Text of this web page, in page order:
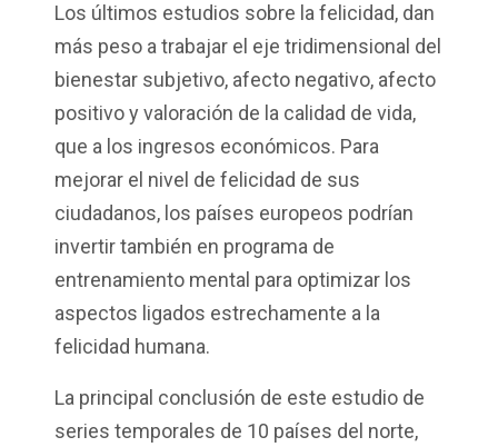
Los últimos estudios sobre la felicidad, dan
más peso a trabajar el eje tridimensional del
bienestar subjetivo, afecto negativo, afecto
positivo y valoración de la calidad de vida,
que a los ingresos económicos. Para
mejorar el nivel de felicidad de sus
ciudadanos, los países europeos podrían
invertir también en programa de
entrenamiento mental para optimizar los
aspectos ligados estrechamente a la
felicidad humana.
La principal conclusión de este estudio de
series temporales de 10 países del norte,